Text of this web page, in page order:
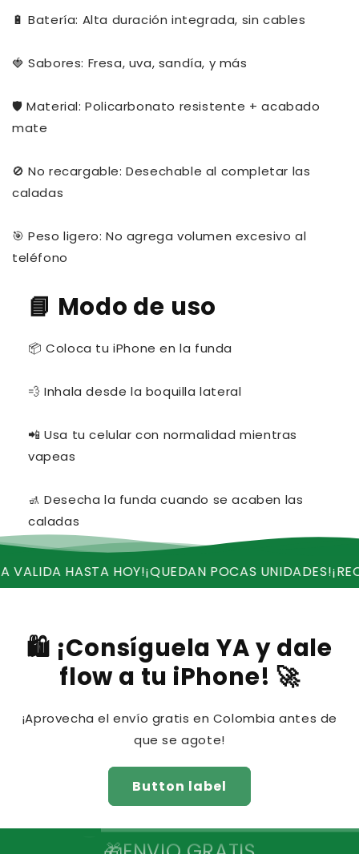
🔋 Batería: Alta duración integrada, sin cables
🍓 Sabores: Fresa, uva, sandía, y más
🛡️ Material: Policarbonato resistente + acabado
mate
🚫 No recargable: Desechable al completar las
caladas
🎯 Peso ligero: No agrega volumen excesivo al
teléfono
📘 Modo de uso
📦 Coloca tu iPhone en la funda
💨 Inhala desde la boquilla lateral
📲 Usa tu celular con normalidad mientras
vapeas
🚮 Desecha la funda cuando se acaben las
caladas
HASTA HOY!¡QUEDAN POCAS UNIDADES!¡RECIBE
🛍️ ¡Consíguela YA y dale
flow a tu iPhone! 🚀
¡Aprovecha el envío gratis en Colombia antes de
que se agote!
Button label
🎁ENVIO GRATIS